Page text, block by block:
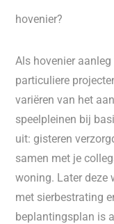
hovenier?
Als hovenier
particuliere
variëren van het
speelpleinen bij
uit: gisteren
samen met je
woning. Later deze
met sierbestrating
beplantingsplan is